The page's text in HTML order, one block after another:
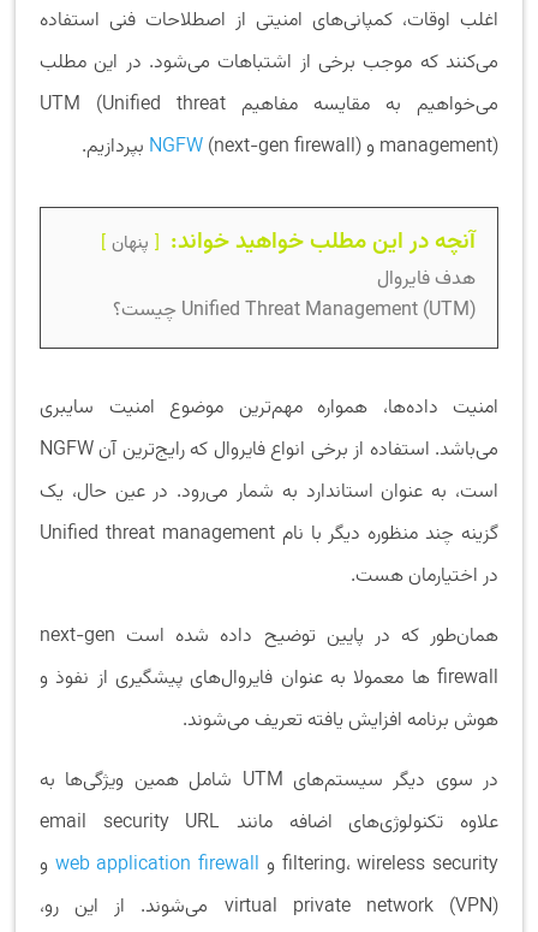
اغلب اوقات، کمپانی‌های امنیتی از اصطلاحات فنی استفاده
می‌کنند که موجب برخی از اشتباهات می‌شود. در این مطلب
می‌خواهیم به مقایسه مفاهیم UTM (Unified threat
management) و
NGFW (next-gen firewall) بپردازیم.
آنچه در این مطلب خواهید خواند: پنهان
هدف فایروال
Unified Threat Management (UTM) چیست؟
امنیت داده‌ها، همواره مهم‌ترین موضوع امنیت سایبری
می‌باشد. استفاده از برخی انواع فایروال که رایج‌ترین آن NGFW
است، به عنوان استاندارد به شمار می‌رود. در عین حال، یک
گزینه چند منظوره دیگر با نام Unified threat management
در اختیارمان هست.
همان‌طور که در پایین توضیح داده شده است next-gen
firewall ها معمولا به عنوان فایروال‌های پیشگیری از نفوذ و
هوش برنامه افزایش یافته تعریف می‌‌شوند.
در سوی دیگر سیستم‌های UTM شامل همین ویژگی‌ها به
علاوه تکنولوژی‌های اضافه مانند email security URL
filtering، wireless security و
web application firewall و
virtual private network (VPN) می‌شوند. از این رو،